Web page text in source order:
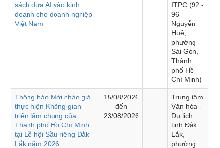
sách đưa AI vào kinh
doanh cho doanh nghiệp
Việt Nam
ITPC (92 -
96
Nguyễn
Huệ,
phường
Sài Gòn,
Thành
phố Hồ
Chí Minh)
Thông báo Mời chào giá
thực hiện Không gian
triển lãm chung của
Thành phố Hồ Chí Minh
tại Lễ hội Sầu riêng Đắk
Lắk năm 2026
15/08/2026
đến
23/08/2026
Trung tâm
Văn hóa -
Du lịch
tỉnh Đắk
Lắk,
phường